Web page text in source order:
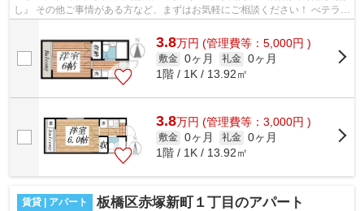
し』 その他ご事情がある方など、まずはお気軽にご相談ください！ べテラン
スタッフが対応致しますのでご希望...
3.8万円 (管理費等：5,000円 )
敷金 0ヶ月 礼金 0ヶ月
1階 / 1K / 13.92㎡
3.8万円 (管理費等：3,000円 )
敷金 0ヶ月 礼金 0ヶ月
1階 / 1K / 13.92㎡
賃貸 | アパート 板橋区赤塚新町１丁目のアパート